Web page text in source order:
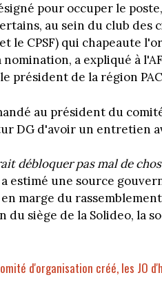
pour occuper le
au sein du club des
le CPSF) qui chapeaute
nomination, a expliqué à
président de la région
au président du
DG d'avoir un entretien
débloquer pas mal de
a estimé une source
marge du
du siège de la Solideo, la
d'organisation créé, les JO